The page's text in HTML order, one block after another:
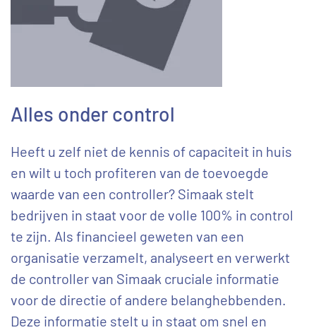
Alles onder control
Heeft u zelf niet de kennis of capaciteit in huis
en wilt u toch profiteren van de toevoegde
waarde van een controller? Simaak stelt
bedrijven in staat voor de volle 100% in control
te zijn. Als financieel geweten van een
organisatie verzamelt, analyseert en verwerkt
de controller van Simaak cruciale informatie
voor de directie of andere belanghebbenden.
Deze informatie stelt u in staat om snel en